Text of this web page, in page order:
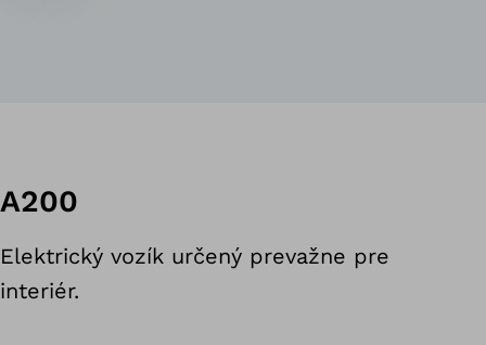
A200
Elektrický vozík určený prevažne pre
interiér.